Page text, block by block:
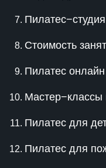
Стоимость
Пилатес онлайн
Мастер−классы
Пилатес для
Пилатес для